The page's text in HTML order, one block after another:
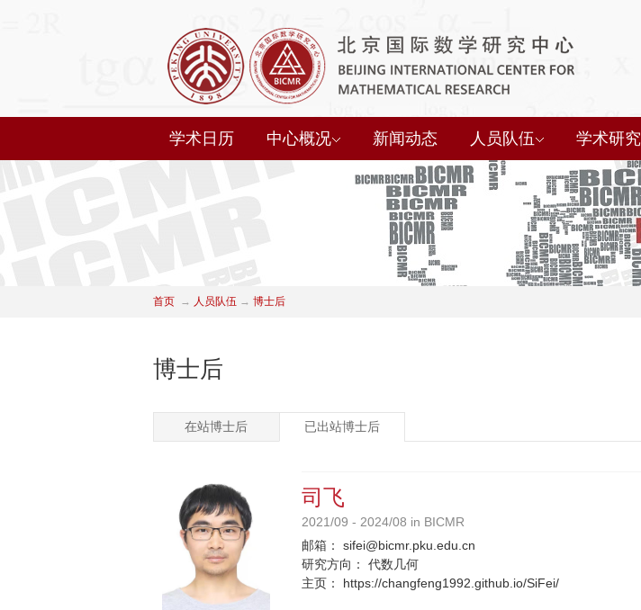
学术日历 中心概况 新闻动态 人员队伍 学术研究
首页 → 人员队伍 → 博士后
博士后
在站博士后 已出站博士后
司飞
2021/09 - 2024/08 in BICMR
邮箱：
sifei@bicmr.pku.edu.cn
研究方向：
代数几何
主页：
https://changfeng1992.github.io/SiFei/